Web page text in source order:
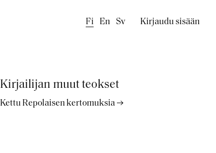
Fi En Sv Kirjaudu sisään
Kirjailijan muut teokset
Kettu Repolaisen kertomuksia